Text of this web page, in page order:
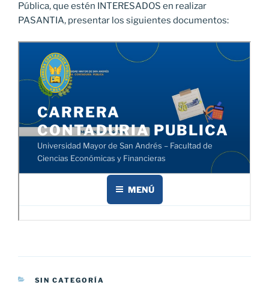
Pública, que estén INTERESADOS en realizar
PASANTIA, presentar los siguientes documentos:
CATEGORÍAS
SIN CATEGORÍA